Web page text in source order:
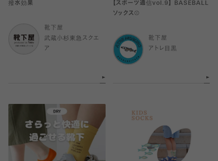
撥水効果
靴下屋
武蔵小杉東急スクエ
ア
【スポーツ通信vol.9】 BASEBALL
ソックス⚾️
靴下屋
アトレ目黒